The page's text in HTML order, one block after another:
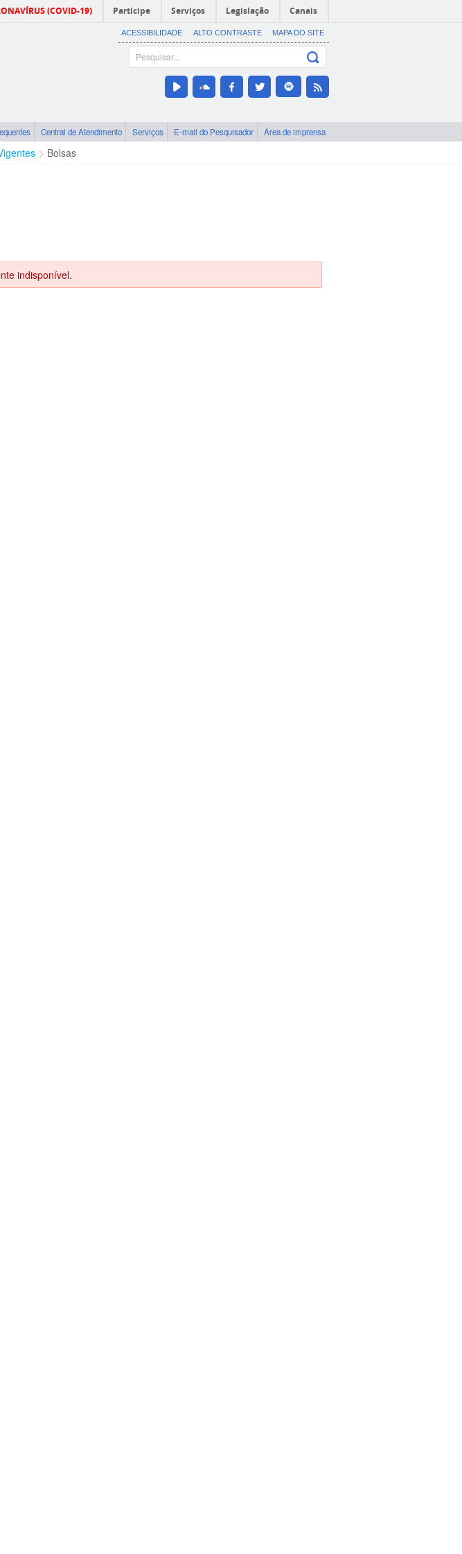
(COVID-19) Participe Serviços Legislação Canais
ACESSIBILIDADE ALTO CONTRASTE MAPA DO SITE
Central de Atendimento Serviços E-mail do Pesquisador Área de imprensa
Bolsas
indisponível.